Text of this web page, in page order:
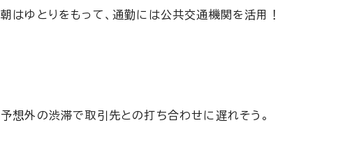
朝はゆとりをもって、通勤には公共交通機関を活用！
予想外の渋滞で取引先との打ち合わせに遅れそう。